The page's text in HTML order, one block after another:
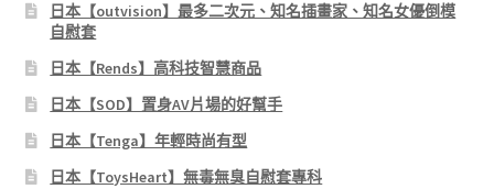
日本【outvision】最多二次元、知名插畫家、知名女優倒模
自慰套
日本【Rends】高科技智慧商品
日本【SOD】置身AV片場的好幫手
日本【Tenga】年輕時尚有型
日本【ToysHeart】無毒無臭自慰套專科